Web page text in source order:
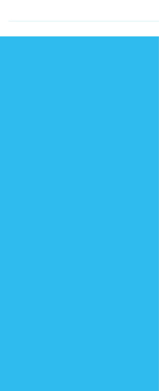
consejos prácticos para tener unas vacaciones